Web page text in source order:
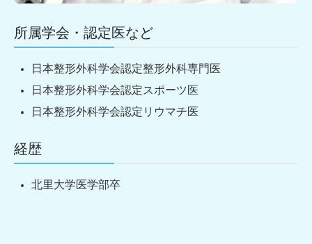
所属学会・認定医など
日本整形外科学会認定整形外科専門医
日本整形外科学会認定スポーツ医
日本整形外科学会認定リウマチ医
経歴
北里大学医学部卒